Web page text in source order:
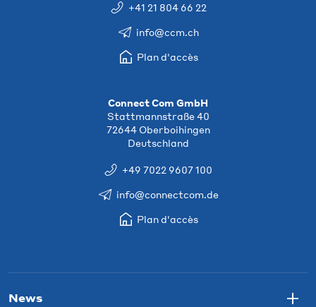
+41 21 804 66 22
info@ccm.ch
Plan d'accès
Connect Com GmbH
Stattmannstraße 40
72644 Oberboihingen
Deutschland
+49 7022 9607 100
info@connectcom.de
Plan d'accès
News